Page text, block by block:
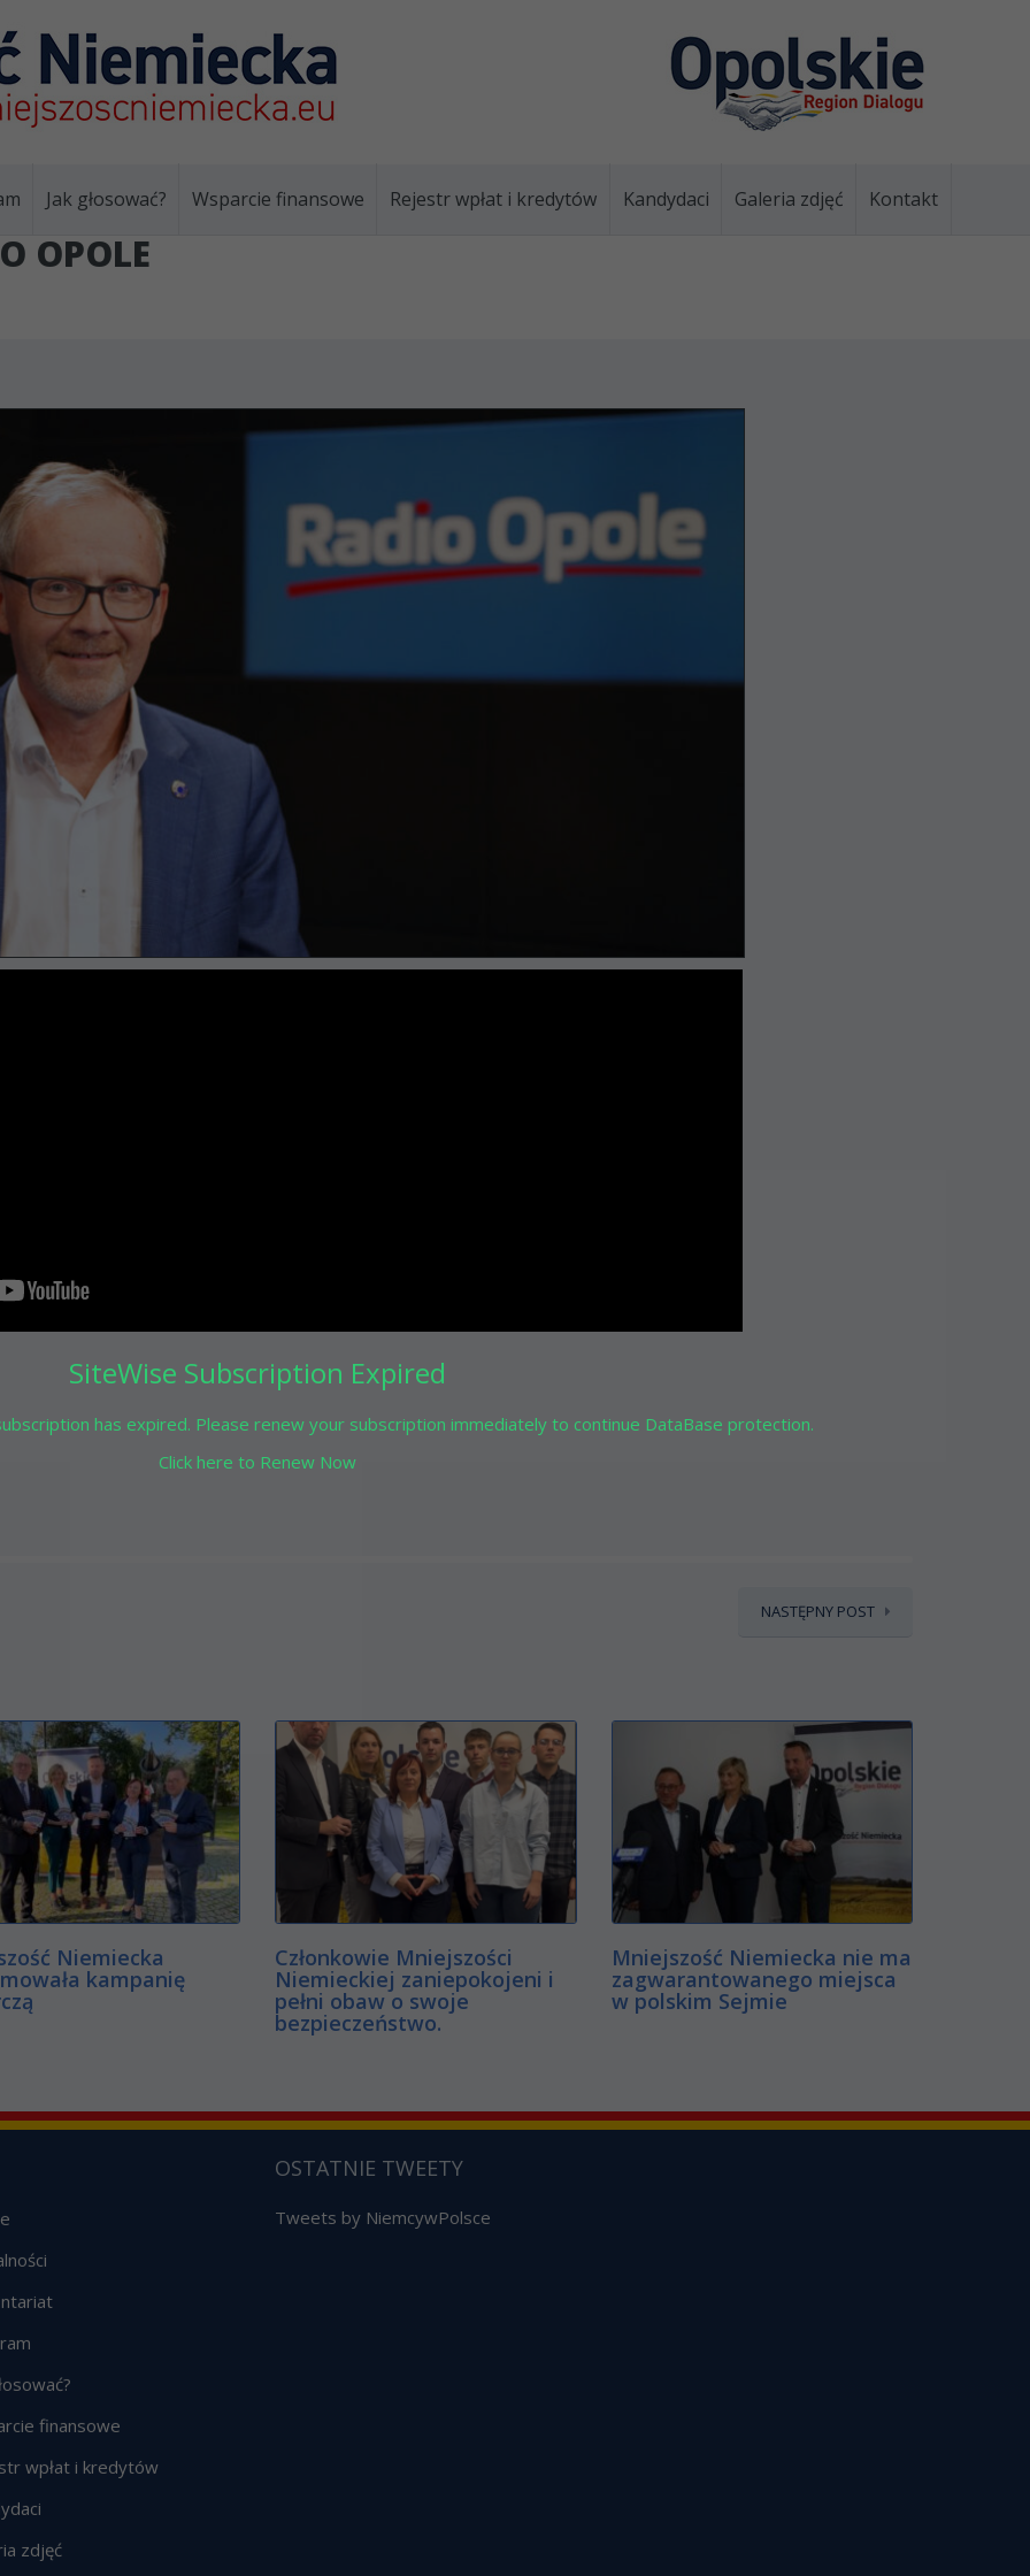
SiteWise Subscription Expired
has expired. Please renew your subscription immediately to continue DataBase protection.
Click here to Renew Now
Jak głosować? Wsparcie finansowe Rejestr wpłat i kredytów Kandydaci Galeria zdjęć Kontakt
OPOLE
NASTĘPNY POST
Niemiecka
kampanię
Członkowie Mniejszości
Niemieckiej zaniepokojeni i
pełni obaw o swoje
bezpieczeństwo.
Mniejszość Niemiecka nie ma
zagwarantowanego miejsca
w polskim Sejmie
finansowe
wpłat i kredytów
zdjęć
OSTATNIE TWEETY
Tweets by NiemcywPolsce